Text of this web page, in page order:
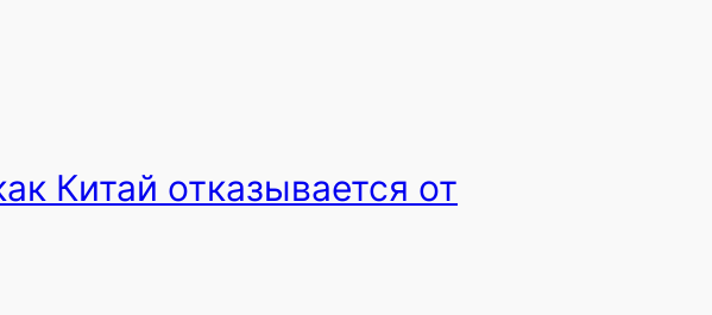
Китай отказывается от